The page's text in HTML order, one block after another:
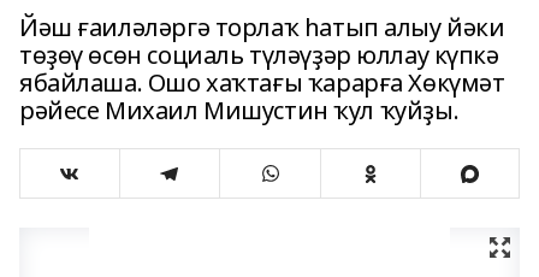
Йәш ғаиләләргә торлаҡ һатып алыу йәки
төҙөү өсөн социаль түләүҙәр юллау күпкә
ябайлаша. Ошо хаҡтағы ҡарарға Хөкүмәт
рәйесе Михаил Мишустин ҡул ҡуйҙы.